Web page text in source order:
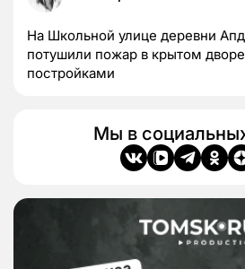
На Школьной улице деревни
потушили пожар в крытом
постройками
Мы в